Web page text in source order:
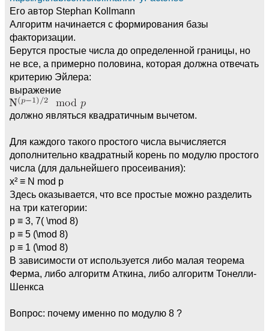
Его автор Stephan Kollmann
Алгоритм начинается с формирования базы
факторизации.
Берутся простые числа до определенной границы, но
не все, а примерно половина, которая должна отвечать
критерию Эйлера:
выражение
должно являться квадратичным вычетом.
Для каждого такого простого числа вычисляется
дополнительно квадратный корень по модулю простого
числа (для дальнейшего просеивания):
x² ≡ N mod p
Здесь оказывается, что все простые можно разделить
на три категории:
p ≡ 3, 7( \mod 8)
p ≡ 5 (\mod 8)
p ≡ 1 (\mod 8)
В зависимости от используется либо малая теорема
Ферма, либо алгоритм Аткина, либо алгоритм Тонелли-
Шенкса
Вопрос: почему именно по модулю 8 ?